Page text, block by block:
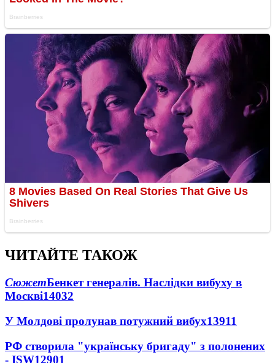
ЧИТАЙТЕ ТАКОЖ
СюжетБенкет генералів. Наслідки вибуху в
Москві14032
У Молдові пролунав потужний вибух13911
РФ створила "українську бригаду" з полонених
- ISW12901